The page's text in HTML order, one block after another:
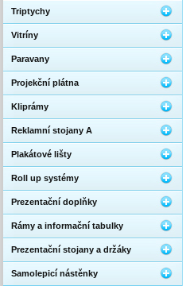
Triptychy
Vitríny
Paravany
Projekční plátna
Kliprámy
Reklamní stojany A
Plakátové lišty
Roll up systémy
Prezentační doplňky
Rámy a informační tabulky
Prezentační stojany a držáky
Samolepicí nástěnky